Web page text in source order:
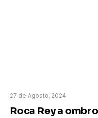
27 de Agosto, 2024
Roca Rey a